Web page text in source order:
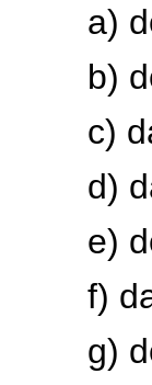
a)
b)
c)
d)
e)
f)
g)